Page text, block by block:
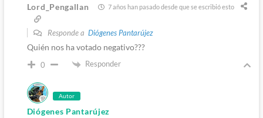
Lord_Pengallan 7 años han pasado desde que se escribió esto
Responde a Diógenes Pantarújez
Quién nos ha votado negativo???
0 Responder
Autor
Diógenes Pantarújez